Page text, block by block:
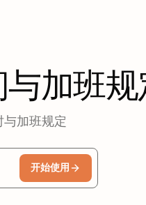
加班
加班规定
开始使用